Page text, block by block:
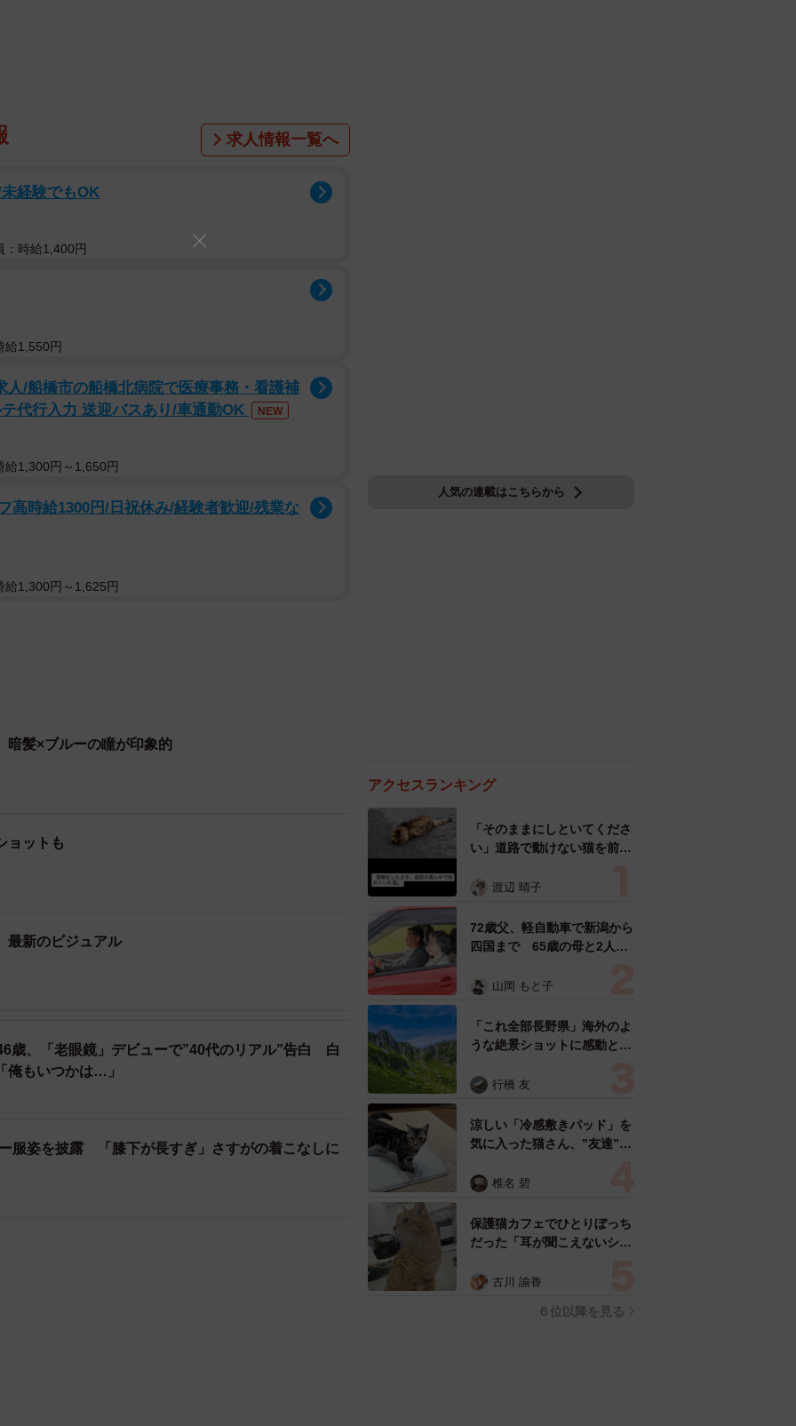
求人情報一覧へ
経験でもOK
：時給1,400円
給1,550円
人/船橋市の船橋北病院で医療事務・看護補
代行入力 送迎バスあり/車通勤OK
NEW
給1,300円～1,650円
高時給1300円/日祝休み/経験者歓迎/残業な
給1,300円～1,625円
暗髪×ブルーの瞳が印象的
ョットも
最新のビジュアル
歳、「老眼鏡」デビューで”40代のリアル”告白 白
俺もいつかは…」
服姿を披露 「膝下が長すぎ」さすがの着こなしに
人気の連載はこちらから
アクセスランキング
「そのままにしといてくださ
い」道路で動けない猫を前に
ようとした4日間 「命の重
表の訴え
渡辺 晴子
72歳父、軽自動車で新潟から
四国まで 65歳の母と2人で
憩まで分刻み… 「大学生で
山岡 もと子
「これ全部長野県」海外のよ
うな絶景ショットに感動と反
ったんだって気づいた」
行橋 友
涼しい「冷感敷きパッド」を
気に入った猫さん、”友達”を
毛づくろいでおもてなし
椎名 碧
保護猫カフェでひとりぼっち
だった「耳が聞こえないシニ
のペットロスで適応障害だっ
古川 諭香
６位以降を見る